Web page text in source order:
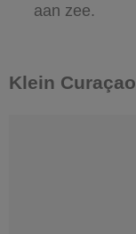
aan zee.
Klein Curaçao